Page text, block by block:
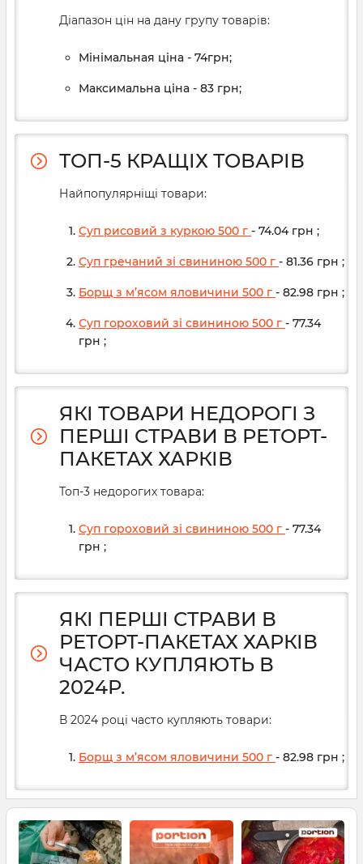
Діапазон цін на дану групу товарів:
Мінімальная ціна - 74грн;
Максимальна ціна - 83 грн;
ТОП-5 КРАЩІХ ТОВАРІВ
Найпопулярніщі товари:
Суп рисовий з куркою 500 г - 74.04 грн ;
Суп гречаний зі свининою 500 г - 81.36 грн ;
Борщ з м’ясом яловичини 500 г - 82.98 грн ;
Суп гороховий зі свининою 500 г - 77.34
грн ;
ЯКІ ТОВАРИ НЕДОРОГІ З
ПЕРШІ СТРАВИ В РЕТОРТ-
ПАКЕТАХ ХАРКІВ
Топ-3 недорогих товара:
Суп гороховий зі свининою 500 г - 77.34
грн ;
ЯКІ ПЕРШІ СТРАВИ В
РЕТОРТ-ПАКЕТАХ ХАРКІВ
ЧАСТО КУПЛЯЮТЬ В
2024Р.
В 2024 році часто купляють товари:
Борщ з м’ясом яловичини 500 г - 82.98 грн ;